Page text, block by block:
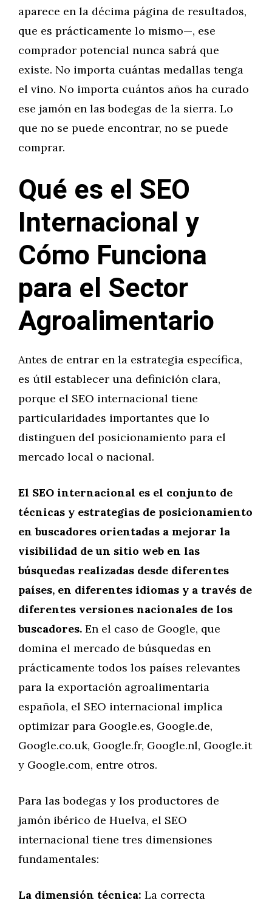
aparece en la décima página de resultados,
que es prácticamente lo mismo—, ese
comprador potencial nunca sabrá que
existe. No importa cuántas medallas tenga
el vino. No importa cuántos años ha curado
ese jamón en las bodegas de la sierra. Lo
que no se puede encontrar, no se puede
comprar.
Qué es el SEO
Internacional y
Cómo Funciona
para el Sector
Agroalimentario
Antes de entrar en la estrategia específica,
es útil establecer una definición clara,
porque el SEO internacional tiene
particularidades importantes que lo
distinguen del posicionamiento para el
mercado local o nacional.
El SEO internacional es el conjunto de
técnicas y estrategias de posicionamiento
en buscadores orientadas a mejorar la
visibilidad de un sitio web en las
búsquedas realizadas desde diferentes
países, en diferentes idiomas y a través de
diferentes versiones nacionales de los
buscadores. En el caso de Google, que
domina el mercado de búsquedas en
prácticamente todos los países relevantes
para la exportación agroalimentaria
española, el SEO internacional implica
optimizar para Google.es, Google.de,
Google.co.uk, Google.fr, Google.nl, Google.it
y Google.com, entre otros.
Para las bodegas y los productores de
jamón ibérico de Huelva, el SEO
internacional tiene tres dimensiones
fundamentales:
La dimensión técnica: La correcta